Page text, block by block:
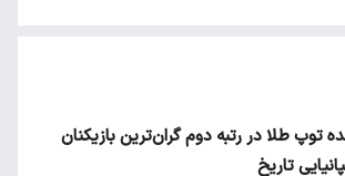
توپ طلا در رتبه دوم گران‌ترین بازیکنان
تاریخ